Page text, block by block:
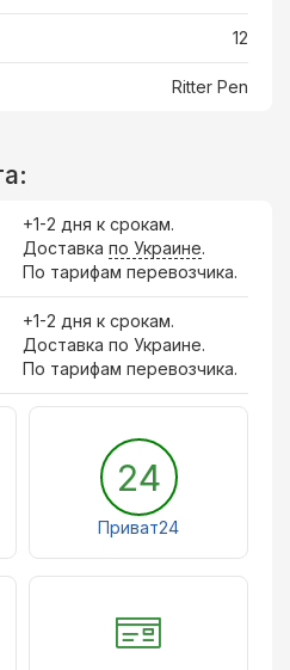
12
Ritter Pen
+1-2 дня к срокам.
Доставка по Украине.
По тарифам перевозчика.
+1-2 дня к срокам.
Доставка по Украине.
По тарифам перевозчика.
24
Приват24